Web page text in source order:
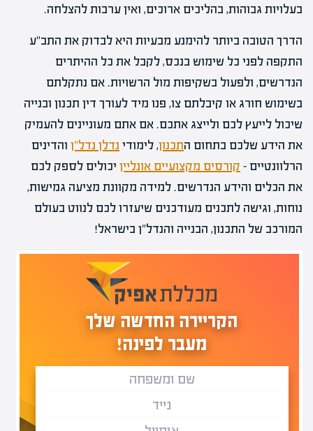
בעלויות גבוהות, בהליכים ארוכים, ואין ערבות להצלחה.
הדרך הטובה ביותר להימנע מבעיות היא לבדוק את התב"ע
התקפה לפני כל שימוש בנכס, לקבל את כל ההיתרים
הנדרשים, ולפעול בשקיפות מול הרשויות. אם נתקלתם
בשימוש חורג או קיבלתם צו, פנו מיד לעורך דין תכנון ובנייה
שיכול לייעץ לכם ולייצג אתכם. אם אתם מעוניינים להעמיק
את הידע שלכם בתחום התכנון, לימודי נדלן נדל"ן והדינים
הרלוונטיים – קורסים מקצועיים אונליין יכולים לספק לכם
את הכלים והידע הנדרשים. למידה מקוונת מציעה גמישות,
נוחות, וגישה לתכנים מעודכנים שיעזרו לכם לנווט בעולם
המורכב של התכנון, הבנייה והנדל"ן בישראל!
הקריירה החדשה שלך
מעבר לפינה!